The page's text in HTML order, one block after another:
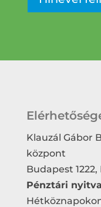
Klauzál Gábor
központ
Budapest
Pénztári